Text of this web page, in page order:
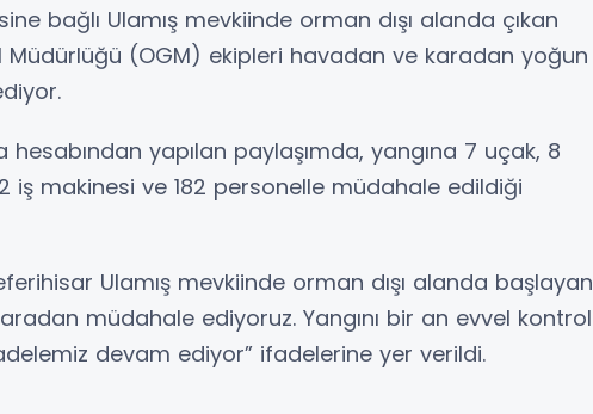
bağlı Ulamış mevkiinde orman dışı alanda çıkan
Müdürlüğü (OGM) ekipleri havadan ve karadan yoğun
hesabından yapılan paylaşımda, yangına 7 uçak, 8
iş makinesi ve 182 personelle müdahale edildiği
Ulamış mevkiinde orman dışı alanda başlayan
müdahale ediyoruz. Yangını bir an evvel kontrol
devam ediyor” ifadelerine yer verildi.